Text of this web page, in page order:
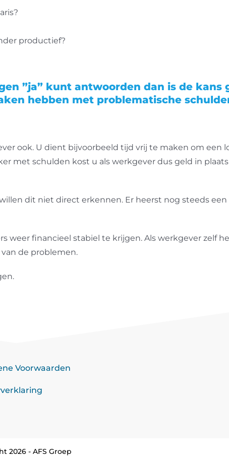
productief?
”ja” kunt antwoorden dan is de kans
hebben met problematische
ook. U dient bijvoorbeeld tijd vrij te maken om een
met schulden kost u als werkgever dus geld in
dit niet direct erkennen. Er heerst nog steeds
weer financieel stabiel te krijgen. Als werkgever zelf
de problemen.
Voorwaarden
2026 - AFS Groep